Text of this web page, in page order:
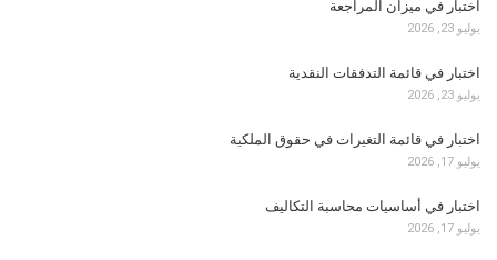
اختبار في ميزان المراجعة
يوليو 23, 2026
اختبار في قائمة التدفقات النقدية
يوليو 23, 2026
اختبار في قائمة التغيرات في حقوق الملكية
يوليو 17, 2026
اختبار في أساسيات محاسبة التكاليف
يوليو 17, 2026